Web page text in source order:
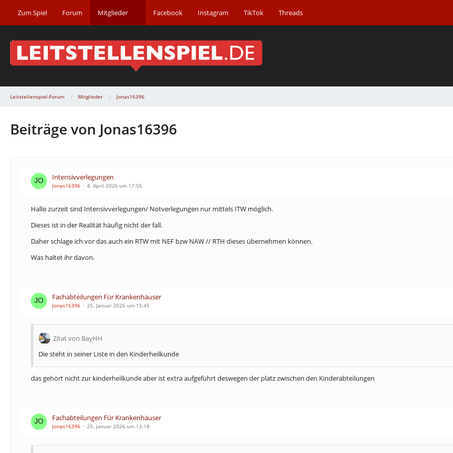
Zum Spiel Forum Mitglieder Facebook Instagram TikTok Threads
Leitstellenspiel-Forum Mitglieder Jonas16396
Beiträge von Jonas16396
Intensivverlegungen
Jonas16396 4. April 2026 um 17:55
Hallo zurzeit sind Intensivverlegungen/ Notverlegungen nur mittels ITW möglich.
Dieses ist in der Realität häufig nicht der fall.
Daher schlage ich vor das auch ein RTW mit NEF bzw NAW // RTH dieses übernehmen können.
Was haltet ihr davon.
Fachabteilungen Für Krankenhäuser
Jonas16396 25. Januar 2026 um 15:45
Zitat von BayHH
Die steht in seiner Liste in den Kinderheilkunde
das gehört nicht zur kinderheilkunde aber ist extra aufgeführt deswegen der platz zwischen den Kinderabteilungen
Fachabteilungen Für Krankenhäuser
Jonas16396 25. Januar 2026 um 13:18